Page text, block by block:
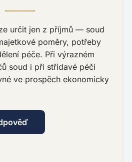
určit jen z příjmů — soud
poměry, potřeby
péče. Při výrazném
soud i při střídavé péči
ve prospěch ekonomicky